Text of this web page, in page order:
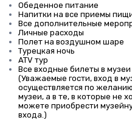
Обеденное питание
Напитки на все приемы
Все дополнительные
Личные расходы
Полет на воздушном шаре
Турецкая ночь
ATV тур
Все входные билеты в
(Уважаемые гости, вход в
осуществляется по
музеи, а в те, в которые не
можете приобрести
входа.)